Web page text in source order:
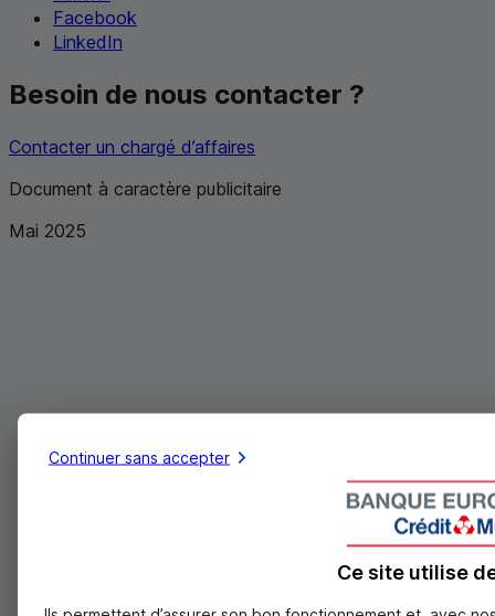
Facebook
LinkedIn
Besoin de nous contacter ?
Contacter un chargé d’affaires
Document à caractère publicitaire
Mai 2025
Continuer sans accepter
Ce site utilise